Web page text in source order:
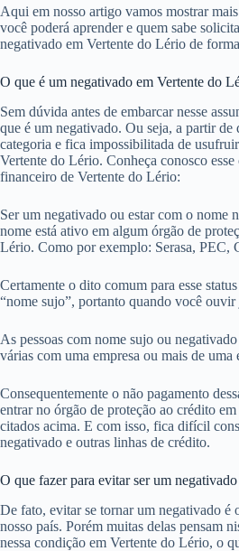
Aqui em nosso artigo vamos mostrar
você poderá aprender e quem sabe
negativado em Vertente do Lério de
O que é um negativado em Vertente do
Sem dúvida antes de embarcar nesse
que é um negativado. Ou seja, a partir de
categoria e fica impossibilitada de
Vertente do Lério. Conheça conosco
financeiro de Vertente do Lério:
Ser um negativado ou estar com o nome
nome está ativo em algum órgão de
Lério. Como por exemplo: Serasa, PEC,
Certamente o dito comum para esse
“nome sujo”, portanto quando você ouvir
As pessoas com nome sujo ou
várias com uma empresa ou mais de
Consequentemente o não pagamento
entrar no órgão de proteção ao crédito
citados acima. E com isso, fica difícil
negativado e outras linhas de crédito.
O que fazer para evitar ser um
De fato, evitar se tornar um negativado é
nosso país. Porém muitas delas pensam
nessa condição em Vertente do Lério, o